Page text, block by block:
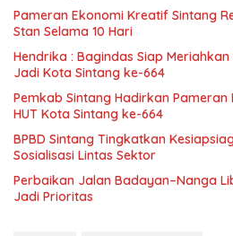
Pameran Ekonomi Kreatif Sintang
Stan Selama 10 Hari
Hendrika : Bagindas Siap
Jadi Kota Sintang ke-664
Pemkab Sintang Hadirkan
HUT Kota Sintang ke-664
BPBD Sintang Tingkatkan
Sosialisasi Lintas Sektor
Perbaikan Jalan Badayan–Nanga
Jadi Prioritas